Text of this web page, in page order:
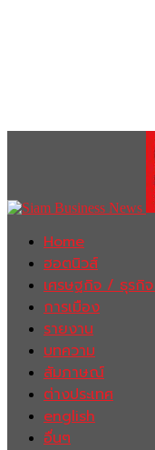
Home
ฮอตนิวส์
เศรษฐกิจ / ธุรกิ
การเมือง
รายงาน
บทความ
สัมภาษณ์
ต่างประเทศ
english
อื่นๆ